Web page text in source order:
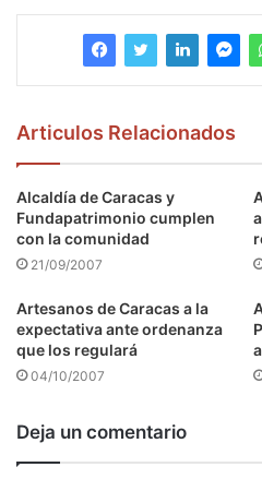
Articulos Relacionados
Alcaldía de Caracas y
Fundapatrimonio cumplen
con la comunidad
21/09/2007
Artesanos de Caracas a la
expectativa ante ordenanza
que los regulará
04/10/2007
Deja un comentario